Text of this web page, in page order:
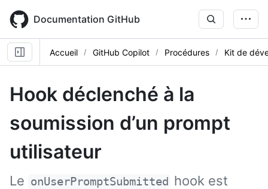
main
content
Documentation GitHub
Accueil GitHub Copilot Procédures Kit de
Hook déclenché à la
soumission d’un prompt
utilisateur
Le onUserPromptSubmitted
hook est